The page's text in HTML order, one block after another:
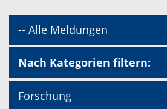
-- Alle Meldungen
Nach Kategorien filtern:
Forschung